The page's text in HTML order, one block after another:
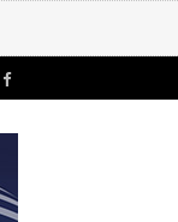
Facebook